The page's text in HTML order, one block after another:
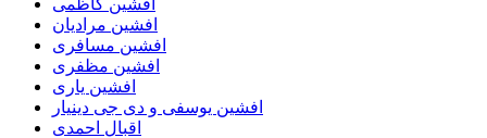
افشین کاظمی
افشین مرادیان
افشین مسافری
افشین مظفری
افشین یاری
افشین یوسفی و دی جی دینیار
اقبال احمدی